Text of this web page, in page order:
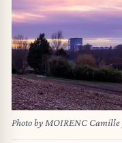
Photo by MOIRENC